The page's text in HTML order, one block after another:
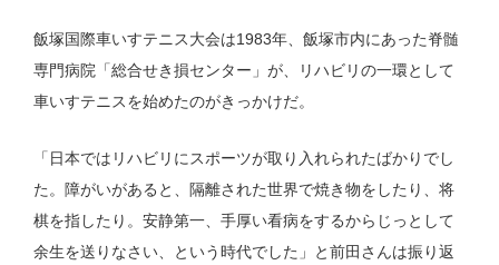
飯塚国際車いすテニス大会は1983年、飯塚市内にあった脊髄
専門病院「総合せき損センター」が、リハビリの一環として
車いすテニスを始めたのがきっかけだ。
「日本ではリハビリにスポーツが取り入れられたばかりでし
た。障がいがあると、隔離された世界で焼き物をしたり、将
棋を指したり。安静第一、手厚い看病をするからじっとして
余生を送りなさい、という時代でした」と前田さんは振り返